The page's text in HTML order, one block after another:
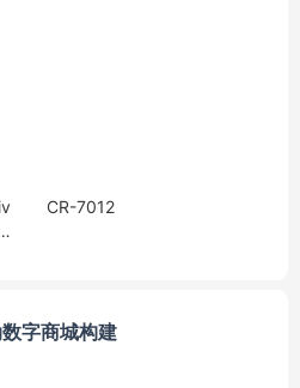
CR-7012
字商城构建